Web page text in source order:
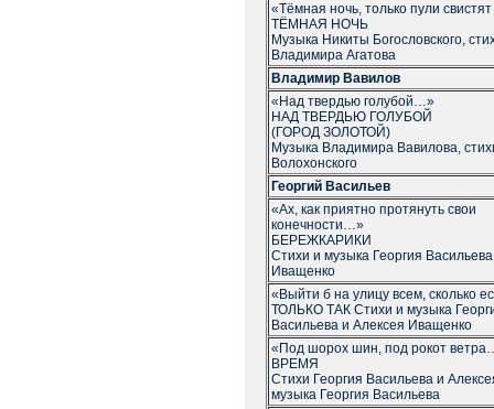
«Тёмная ночь, только пули
ТЁМНАЯ НОЧЬ
Музыка Никиты Богословского,
Владимира Агатова
Владимир Вавилов
«Над твердью голубой…»
НАД ТВЕРДЬЮ ГОЛУБОЙ
(ГОРОД ЗОЛОТОЙ)
Музыка Владимира Вавилова,
Волохонского
Георгий Васильев
«Ах, как приятно протянуть свои
конечности…»
БЕРЕЖКАРИКИ
Стихи и музыка Георгия
Иващенко
«Выйти б на улицу всем, сколько
ТОЛЬКО ТАК Стихи и музыка
Васильева и Алексея Иващенко
«Под шорох шин, под рокот
ВРЕМЯ
Стихи Георгия Васильева и
музыка Георгия Васильева